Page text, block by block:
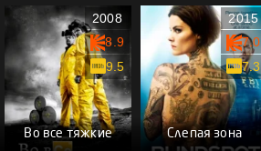
Во все тяжкие
2008
8.9
9.5
Слепая зона
2015
7.0
7.3